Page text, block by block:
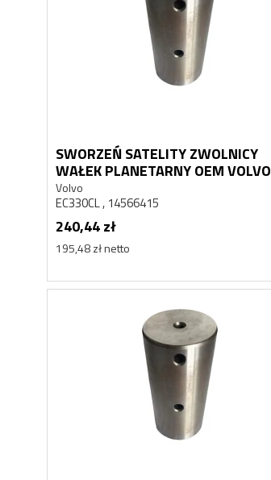
SWORZEŃ SATELITY ZWOLNICY
WAŁEK PLANETARNY OEM VOLVO
EC330CL
Volvo
EC330CL , 14566415
240,44 zł
195,48 zł netto